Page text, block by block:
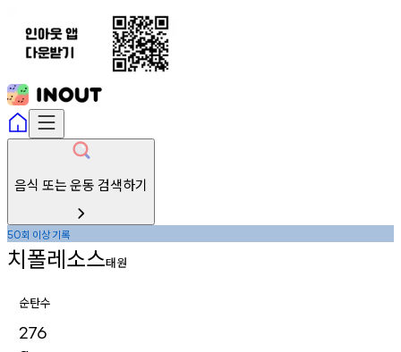
음식 또는 운동 검색하기
50회 이상기록
치폴레소스태원
순탄수
276